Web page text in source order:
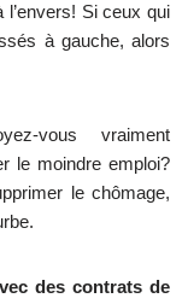
Si ceux qui
à gauche, alors
vous vraiment
le moindre emploi?
le chômage,
des contrats de